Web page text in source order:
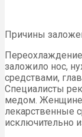
Причины
заложило нос,
средствами,
Специалисты
медом. Женщине
лекарственные
исключительно